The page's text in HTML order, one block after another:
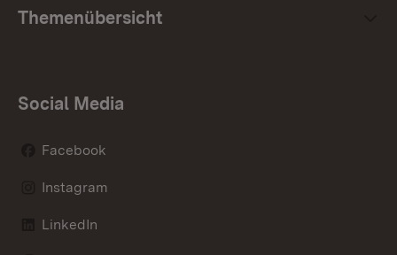
Themenübersicht
Social Media
Facebook
Instagram
LinkedIn